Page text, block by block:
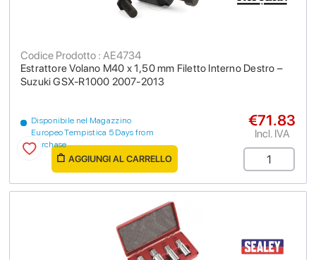
Estrattore Volano M40 x 1,50 mm Filetto Interno Destro –
Suzuki GSX-R1000 2007-2013
Codice Prodotto : AE4734
Disponibile nel Magazzino
Europeo Tempistica 5 Days from
purchase
€71.83
Incl. IVA
AGGIUNGI AL CARRELLO